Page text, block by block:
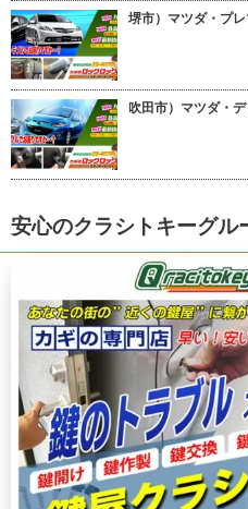
堺市）マツダ・プ
吹田市）マツダ・
安心のクラシトキーグル